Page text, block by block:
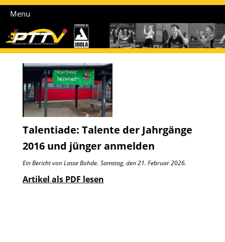
Menu
Talentiade: Talente der Jahrgänge
2016 und jünger anmelden
Ein Bericht von Lasse Bohde. Samstag, den 21. Februar 2026.
Artikel als PDF lesen